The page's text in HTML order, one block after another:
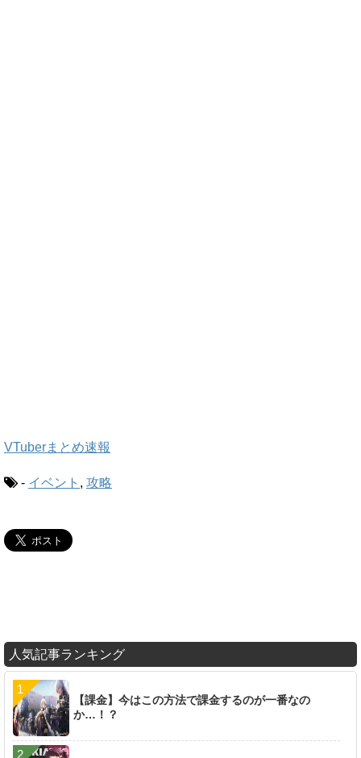
VTuberまとめ速報
- イベント , 攻略
人気記事ランキング
【課金】今はこの方法で課金するのが一番なの
か…！？